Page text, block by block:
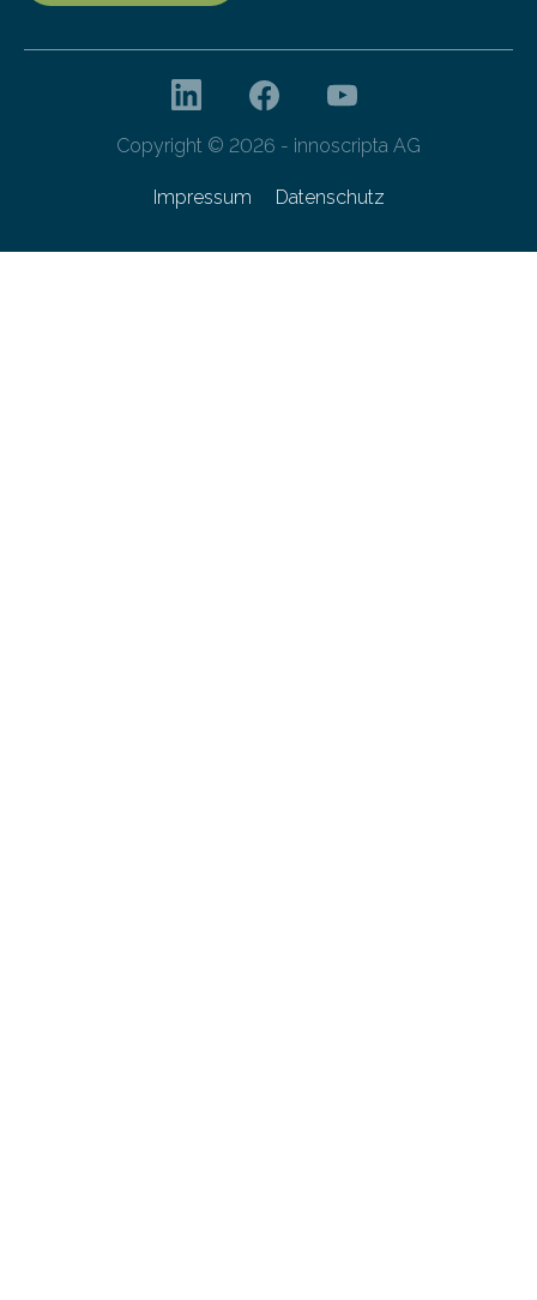
Copyright © 2026 - innoscripta AG
Impressum Datenschutz